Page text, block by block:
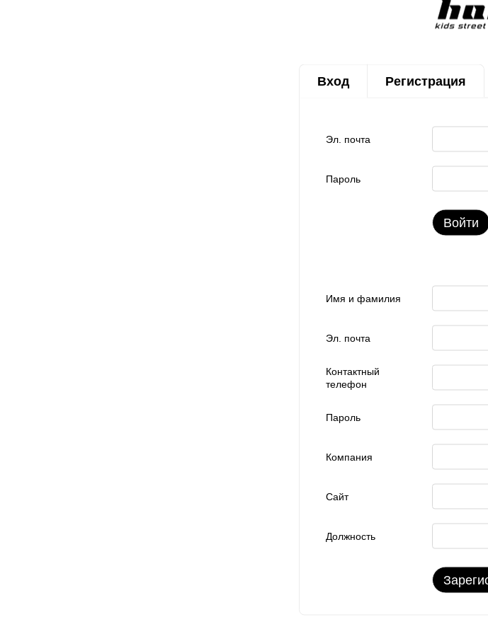
Вход Регистрация
Эл. почта
Пароль
Войти
Имя и фамилия
Эл. почта
Контактный
телефон
Пароль
Компания
Сайт
Должность